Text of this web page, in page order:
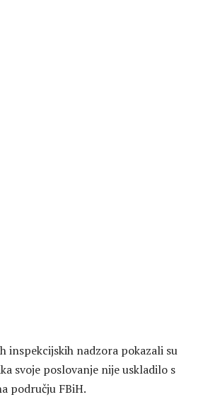
inspekcijskih nadzora pokazali su
svoje poslovanje nije uskladilo s
području FBiH.